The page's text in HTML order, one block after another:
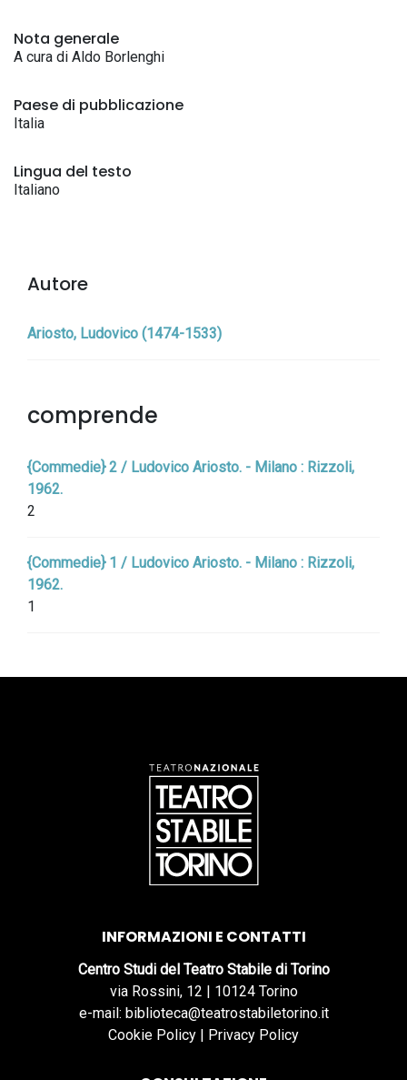
Nota generale
A cura di Aldo Borlenghi
Paese di pubblicazione
Italia
Lingua del testo
Italiano
Autore
Ariosto, Ludovico (1474-1533)
comprende
{Commedie} 2 / Ludovico Ariosto. - Milano : Rizzoli,
1962.
2
{Commedie} 1 / Ludovico Ariosto. - Milano : Rizzoli,
1962.
1
INFORMAZIONI E CONTATTI
Centro Studi del Teatro Stabile di Torino
via Rossini, 12 | 10124 Torino
e-mail: biblioteca@teatrostabiletorino.it
Cookie Policy | Privacy Policy